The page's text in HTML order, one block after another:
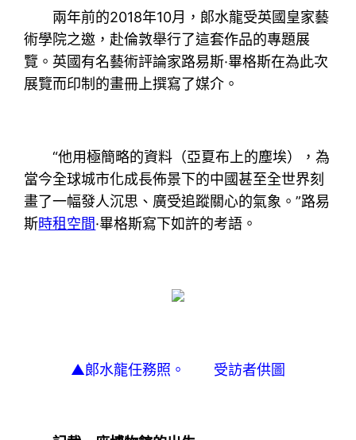
兩年前的2018年10月，郞水龍受英國皇家藝
術學院之邀，赴倫敦舉行了這套作品的專題展
覽。英國有名藝術評論家路易斯·畢格斯在為此次
展覽而印制的畫冊上撰寫了媒介。
“他用極簡略的資料（亞夏布上的塵埃），為
當今全球城市化成長佈景下的中國甚至全世界刻
畫了一幅發人沉思、廣受追蹤關心的氣象。”路易
斯時租空間·畢格斯寫下如許的考語。
▲郞水龍任務照。 受訪者供圖